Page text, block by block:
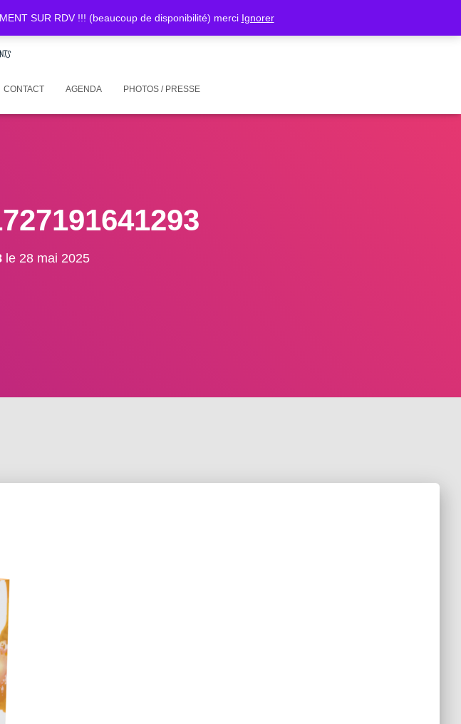
SUR RDV !!! (beaucoup de disponibilité) merci Ignorer
CONTACT AGENDA PHOTOS / PRESSE
le 28 mai 2025